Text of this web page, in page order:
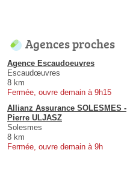
Agences proches
Agence Escaudoeuvres
Escaudœuvres
8 km
Fermée, ouvre demain à 9h15
Allianz Assurance SOLESMES -
Pierre ULJASZ
Solesmes
8 km
Fermée, ouvre demain à 9h